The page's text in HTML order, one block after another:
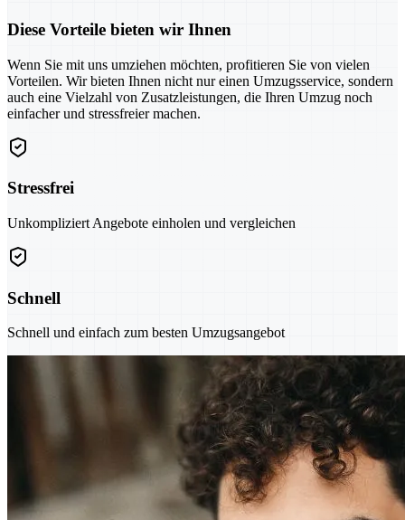
Diese Vorteile bieten wir Ihnen
Wenn Sie mit uns umziehen möchten, profitieren Sie von vielen
Vorteilen. Wir bieten Ihnen nicht nur einen Umzugsservice, sondern
auch eine Vielzahl von Zusatzleistungen, die Ihren Umzug noch
einfacher und stressfreier machen.
Stressfrei
Unkompliziert Angebote einholen und vergleichen
Schnell
Schnell und einfach zum besten Umzugsangebot